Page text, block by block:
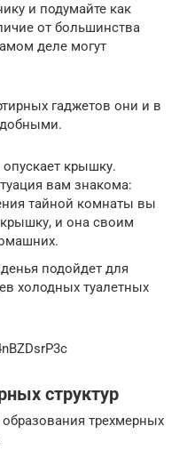
и подумайте как
от большинства
деле могут
гаджетов они и в
крышку.
вам знакома:
тайной комнаты вы
крышку, и она своим
подойдет для
холодных туалетных
структур
трехмерных